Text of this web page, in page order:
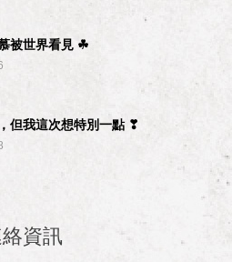
被世界看見 ☘︎
但我這次想特別一點 ❣
資訊